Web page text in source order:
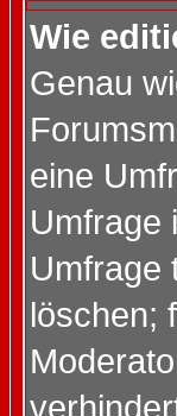
Wie
Genau
eine
Umfrage
Umfrage
löschen;